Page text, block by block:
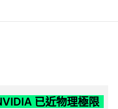
已近物理極限